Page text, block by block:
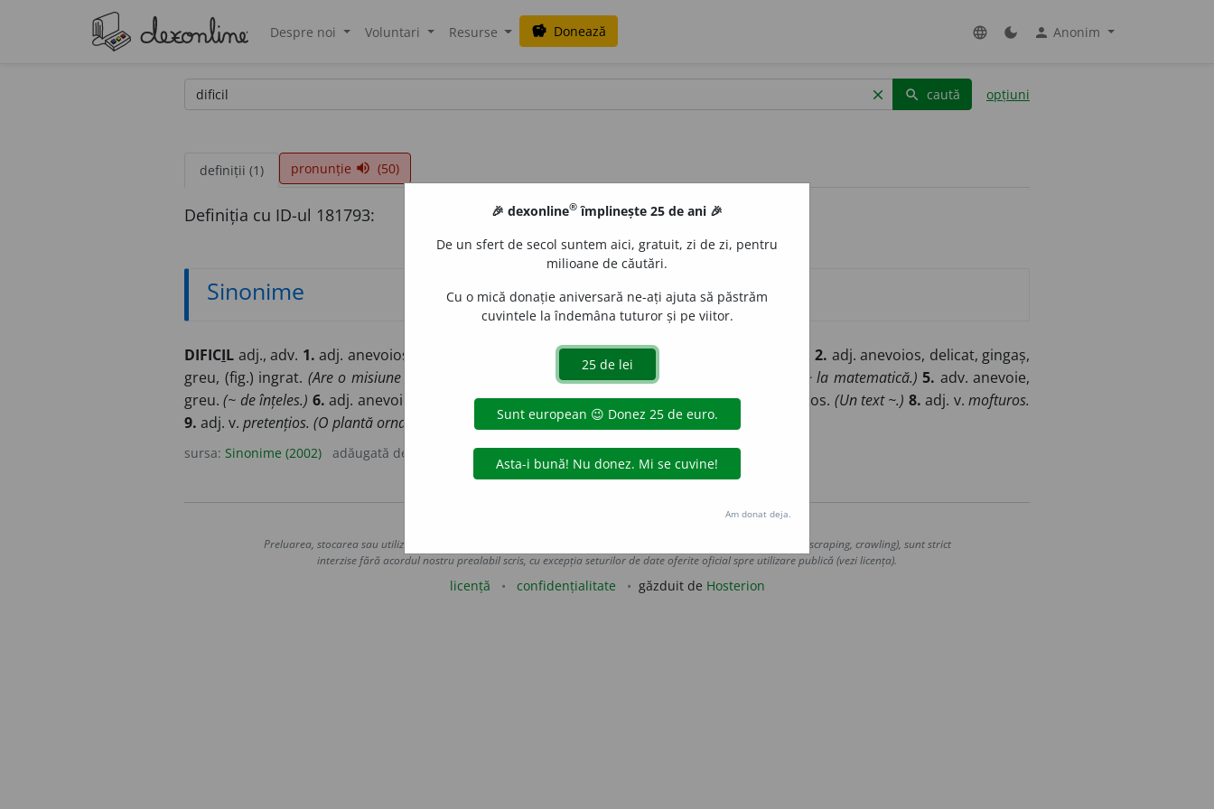
Despre noi Voluntari Resurse savings Donează language dark_mode person Anonim
clear search caută opțiuni
definiții (1) pronunție volume_up (50)
Definiția cu ID-ul 181793:
Sinonime
DIFICIL adj., adv. 1. adj. anevoios, greu, (pop.) ostenitor, (înv. și reg.) ostenicios. 2. adj. anevoios, delicat, gingaș,
greu, (fig.) ingrat. (Are o misiune ~.) 4.adj. complicat, greu. (O problemă ~ la matematică.) 5. adv. anevoie,
greu.(~ de înțeles.) 6. adj. anevoios, greoi, (astăzi rar) silnic.(Un mers ~.) 7.adj. greu, pretențios. (Un text ~.) 8. adj. v.mofturos.
9. adj. v. pretențios. (O plantă ornamentală ~.)
sursa: Sinonime (2002) adăugată de acțiuni
Preluarea, stocarea sau utilizarea datelor de pe acest site, inclusiv prin orice metode de extragere automată (web scraping, crawling), sunt strict
interzise fără acordul nostru prealabil scris, cu excepția seturilor de date oferite oficial spre utilizare publică (vezi licența).
licență confidențialitate găzduit de Hosterion
🎉 dexonline® împlinește 25 de ani 🎉
De un sfert de secol suntem aici, gratuit, zi de zi, pentru
milioane de căutări.
Cu o mică donație aniversară ne-ați ajuta să păstrăm
cuvintele la îndemâna tuturor și pe viitor.
Am donat deja.